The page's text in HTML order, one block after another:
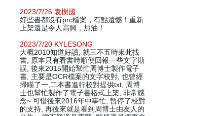
2023/7/26 袁樹國
好些書都沒有prc檔案，有點遺憾！重新
上架還是令人高興，加油！
2023/7/20 KYLESONG
大概2010知道好讀, 就三不五時來此找
書, 原本只有看書時順便回報一些文字勘
誤, 後來2015開始幫忙周博士製作電子
書, 主要是OCR檔案的文字校對, 也曾經
掃瞄了一,二本書進行校對提供txt, 周博
士也幫忙製作了電子書格式上架, 非常感
念~ 可惜後來2016年中事忙, 暫停了校對
的支持, 再後來就是看到周博士由友人的